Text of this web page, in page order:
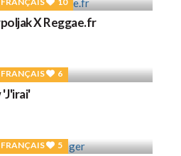
X Reggae.fr
FRANÇAIS 6
FRANÇAIS 5